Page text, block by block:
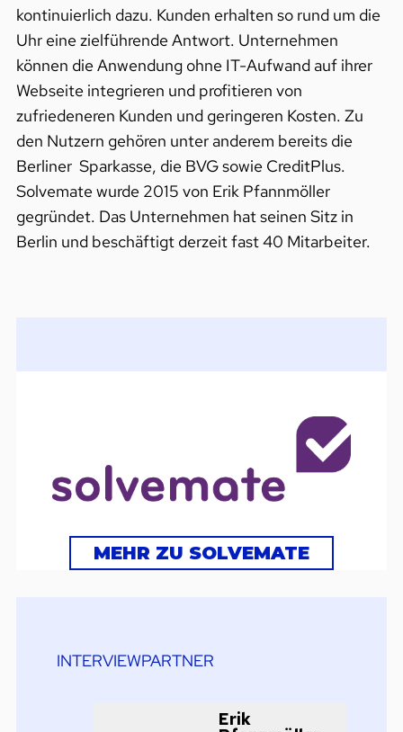
kontinuierlich dazu. Kunden erhalten so rund um die
Uhr eine zielführende Antwort. Unternehmen
können die Anwendung ohne IT-Aufwand auf ihrer
Webseite integrieren und profitieren von
zufriedeneren Kunden und geringeren Kosten. Zu
den Nutzern gehören unter anderem bereits die
Berliner Sparkasse, die BVG sowie CreditPlus.
Solvemate wurde 2015 von Erik Pfannmöller
gegründet. Das Unternehmen hat seinen Sitz in
Berlin und beschäftigt derzeit fast 40 Mitarbeiter.
MEHR ZU SOLVEMATE
INTERVIEWPARTNER
Erik